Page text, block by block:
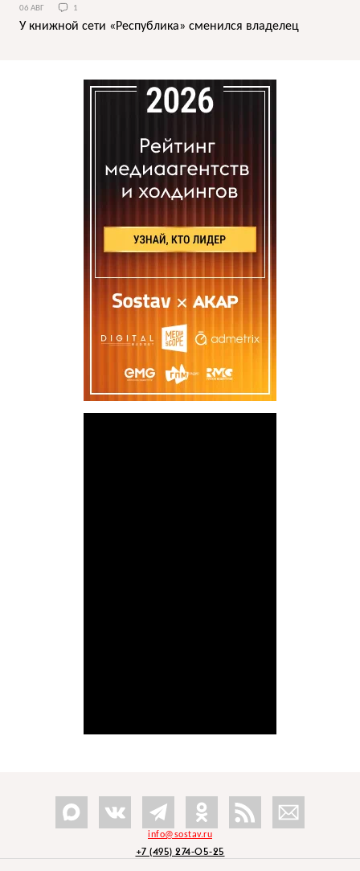
06 АВГ 1
У книжной сети «Республика» сменился владелец
info@sostav.ru
+7 (495) 274-05-25